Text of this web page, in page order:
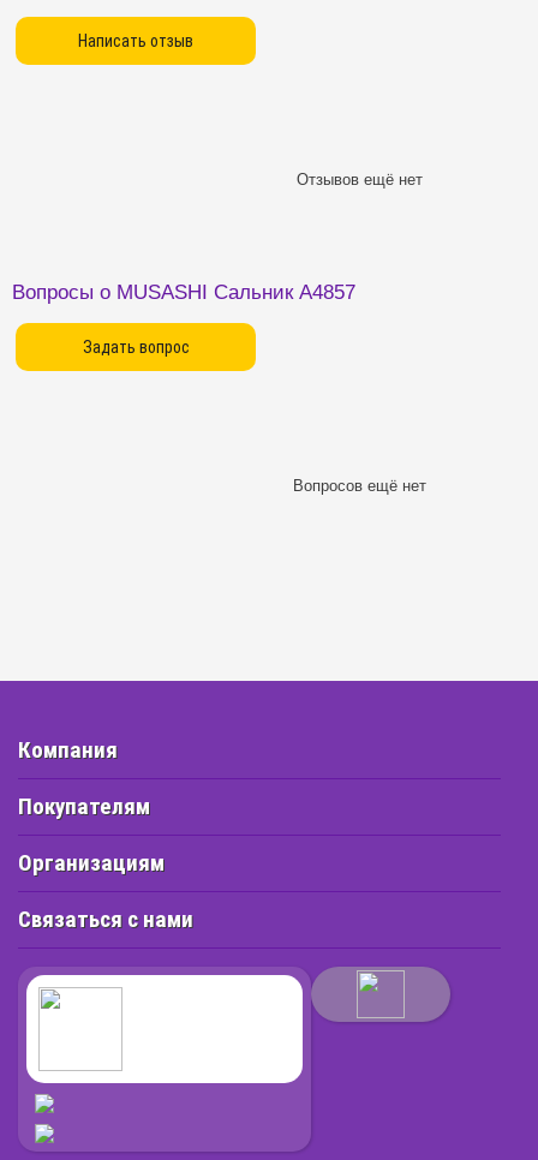
Отзывов ещё нет
Вопросы о MUSASHI Сальник A4857
Вопросов ещё нет
Компания
Покупателям
Организациям
Связаться с нами